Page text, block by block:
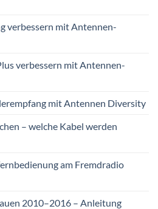
verbessern mit Antennen-
verbessern mit Antennen-
mit Antennen Diversity
– welche Kabel werden
am Fremdradio
2010–2016 – Anleitung